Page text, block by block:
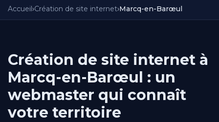
Accueil›Création de site internet›Marcq-en-Barœul
Création de site internet à
Marcq-en-Barœul : un
webmaster qui connaît
votre territoire